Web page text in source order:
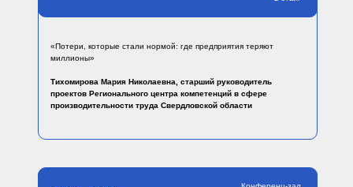
«Потери, которые стали нормой: где предприятия теряют
миллионы»
Тихомирова Мария Николаевна, старший руководитель
проектов Регионального центра компетенций в сфере
производительности труда Свердловской области